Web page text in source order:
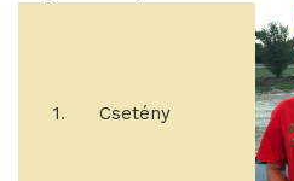
1. Csetény